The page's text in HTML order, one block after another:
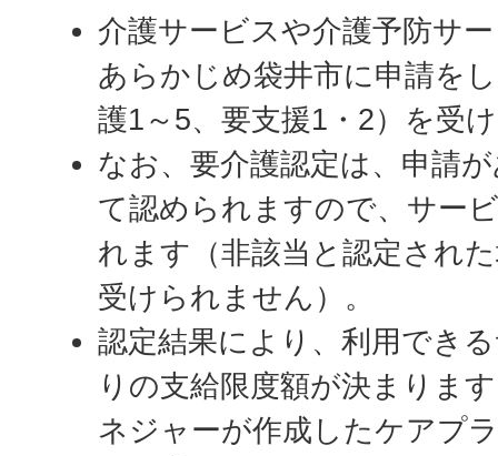
介護サービスや介護予防サ
あらかじめ袋井市に申請を
護1～5、要支援1・2）を受
なお、要介護認定は、申請
て認められますので、サー
れます（非該当と認定され
受けられません）。
認定結果により、利用でき
りの支給限度額が決まりま
ネジャーが作成したケアプ